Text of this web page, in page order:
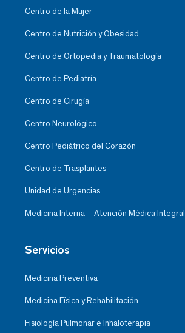
Centro de la Mujer
Centro de Nutrición y Obesidad
Centro de Ortopedia y Traumatología
Centro de Pediatría
Centro de Cirugía
Centro Neurológico
Centro Pediátrico del Corazón
Centro de Trasplantes
Unidad de Urgencias
Medicina Interna – Atención Médica Integral
Servicios
Medicina Preventiva
Medicina Física y Rehabilitación
Fisiología Pulmonar e Inhaloterapia